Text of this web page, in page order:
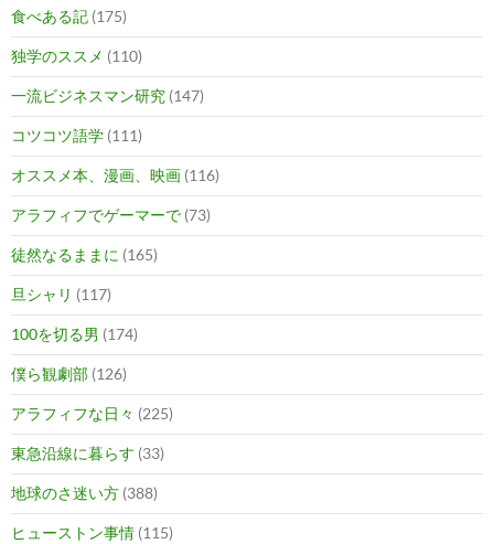
食べある記 (175)
独学のススメ (110)
一流ビジネスマン研究 (147)
コツコツ語学 (111)
オススメ本、漫画、映画 (116)
アラフィフでゲーマーで (73)
徒然なるままに (165)
旦シャリ (117)
100を切る男 (174)
僕ら観劇部 (126)
アラフィフな日々 (225)
東急沿線に暮らす (33)
地球のさ迷い方 (388)
ヒューストン事情 (115)